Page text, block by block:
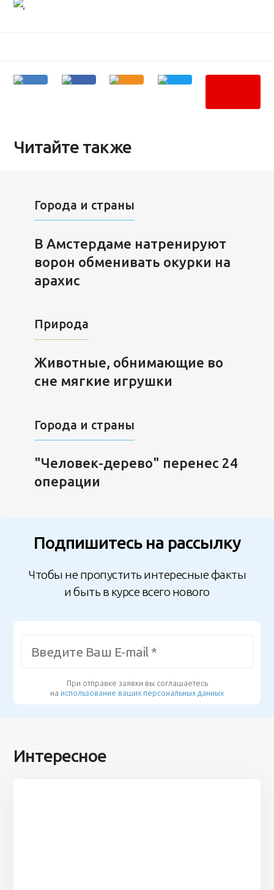
Читайте также
Города и страны
В Амстердаме натренируют
ворон обменивать окурки на
арахис
Природа
Животные, обнимающие во
сне мягкие игрушки
Города и страны
"Человек-дерево" перенес 24
операции
Подпишитесь на рассылку
Чтобы не пропустить интересные факты
и быть в курсе всего нового
При отправке заявки вы соглашаетесь
на использование ваших персональных данных
Интересное